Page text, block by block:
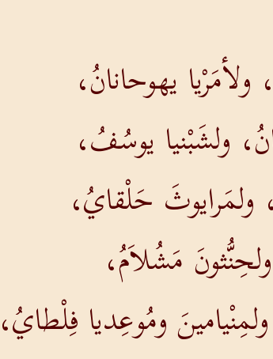
يهوحانانُ،
ولشَبْنيا يوسُفُ،
ولمَرايوثَ حَلْقايُ،
مَشُلاَمُ،
ومُوعِديا فِلْطايُ،